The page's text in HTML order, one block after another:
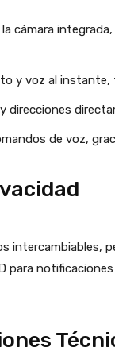
cámara
y voz al
direcciones
de voz,
intercambiables,
para